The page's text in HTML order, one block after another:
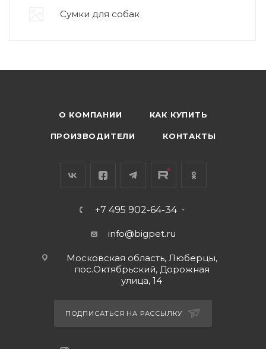
Сумки для собак
О КОМПАНИИ КАК КУПИТЬ
ПРОИЗВОДИТЕЛИ КОНТАКТЫ
+7 495 902-64-34
info@bigpet.ru
Московская область, Люберцы,
пос.Октябрьский, Дорожная
улица, 14
ПОДПИСАТЬСЯ НА РАССЫЛКУ